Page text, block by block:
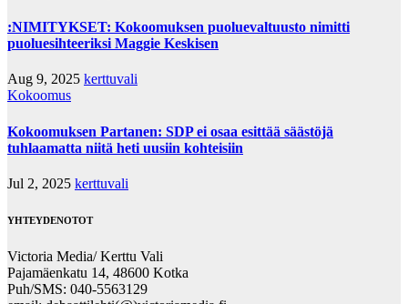
:NIMITYKSET: Kokoomuksen puoluevaltuusto nimitti
puoluesihteeriksi Maggie Keskisen
Aug 9, 2025 kerttuvali
Kokoomus
Kokoomuksen Partanen: SDP ei osaa esittää säästöjä
tuhlaamatta niitä heti uusiin kohteisiin
Jul 2, 2025 kerttuvali
YHTEYDENOTOT
Victoria Media/ Kerttu Vali
Pajamäenkatu 14, 48600 Kotka
Puh/SMS: 040-5563129